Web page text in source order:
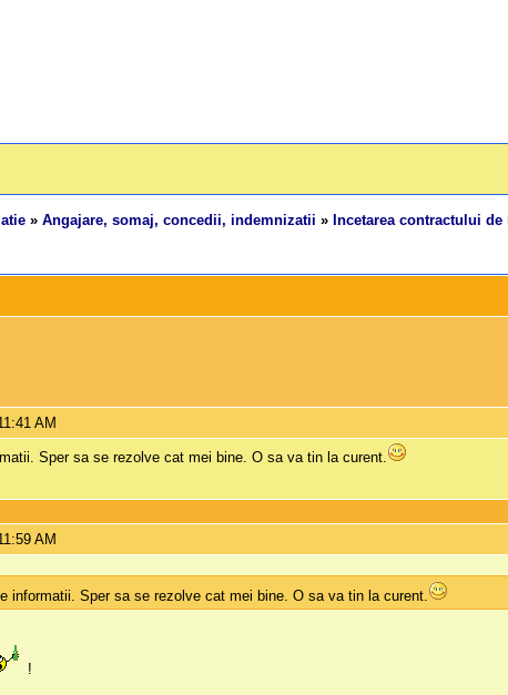
»Angajare, somaj, concedii, indemnizatii » Incetarea contractului de
AM
Sper sa se rezolve cat mei bine. O sa va tin la curent.
AM
informatii. Sper sa se rezolve cat mei bine. O sa va tin la curent.
!